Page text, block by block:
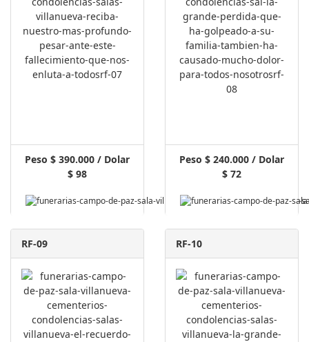
Peso $ 390.000 / Dolar
$ 98
Peso $ 240.000 / Dolar
$ 72
RF-09 RF-10